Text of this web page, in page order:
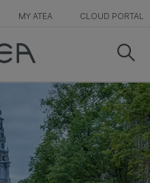
MY ATEA CLOUD PORTAL